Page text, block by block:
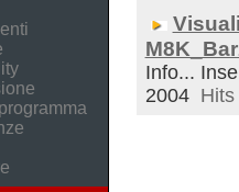
Info...
2004